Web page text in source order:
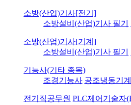
소방(산업)기사[전기]
소방설비(산업)기사 필기
소방(산업)기사[기계]
소방설비(산업)기사 필기
기능사(기타 종목)
조경기능사 공조냉동기
전기직공무원 PLC제어기술자